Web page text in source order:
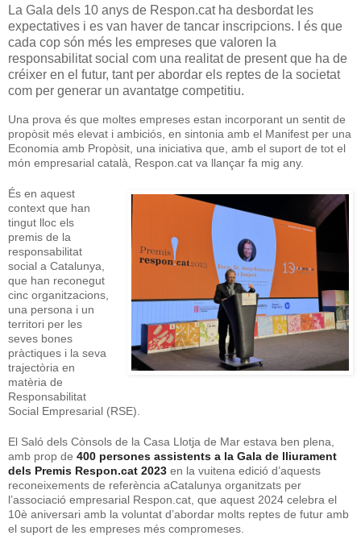
La Gala dels 10 anys de Respon.cat ha desbordat les
expectatives i es van haver de tancar inscripcions. I és que
cada cop són més les empreses que valoren la
responsabilitat social com una realitat de present que ha de
créixer en el futur, tant per abordar els reptes de la societat
com per generar un avantatge competitiu.
Una prova és que moltes empreses estan incorporant un sentit de
propòsit més elevat i ambiciós, en sintonia amb el Manifest per una
Economia amb Propòsit, una iniciativa que, amb el suport de tot el
món empresarial català, Respon.cat va llançar fa mig any.
És en aquest
context que han
tingut lloc els
premis de la
responsabilitat
social a Catalunya,
que han reconegut
cinc organitzacions,
una persona i un
territori per les
seves bones
pràctiques i la seva
trajectòria en
matèria de
Responsabilitat
Social Empresarial (RSE).
El Saló dels Cònsols de la Casa Llotja de Mar estava ben plena,
amb prop de 400 persones assistents a la Gala de lliurament
dels Premis Respon.cat 2023 en la vuitena edició d’aquests
reconeixements de referència aCatalunya organitzats per
l’associació empresarial Respon.cat, que aquest 2024 celebra el
10è aniversari amb la voluntat d’abordar molts reptes de futur amb
el suport de les empreses més compromeses.